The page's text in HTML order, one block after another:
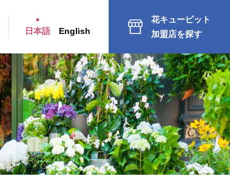
日本語 English
花キューピット
加盟店を探す